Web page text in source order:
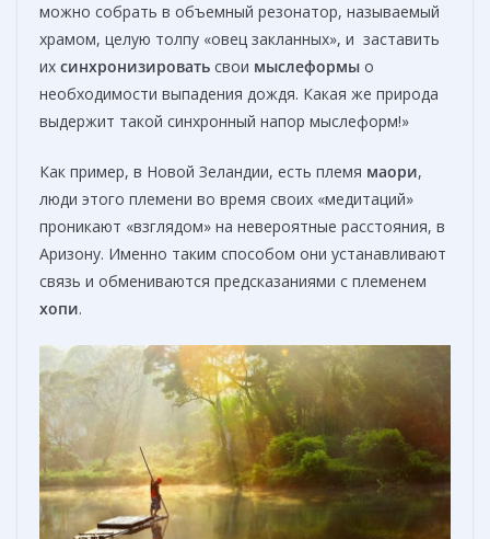
можно собрать в объемный резонатор, называемый
храмом, целую толпу «овец закланных», и заставить
их синхронизировать свои мыслеформы о
необходимости выпадения дождя. Какая же природа
выдержит такой синхронный напор мыслеформ!»
Как пример, в Новой Зеландии, есть племя маори,
люди этого племени во время своих «медитаций»
проникают «взглядом» на невероятные расстояния, в
Аризону. Именно таким способом они устанавливают
связь и обмениваются предсказаниями с племенем
хопи.